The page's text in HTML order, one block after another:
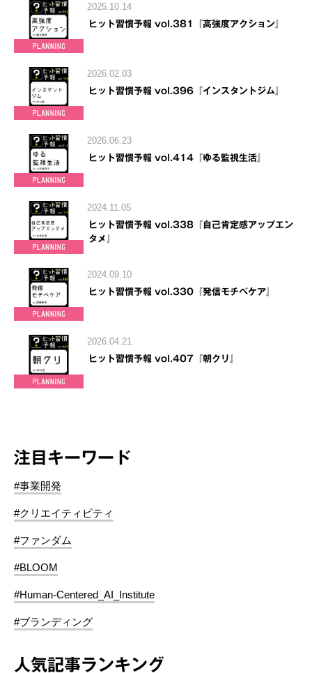
2025.10.14
ヒット習慣予報 vol.381『高強度アクション』
2026.02.03
ヒット習慣予報 vol.396『インスタントジム』
2026.06.23
ヒット習慣予報 vol.414『ゆる監視生活』
2024.11.05
ヒット習慣予報 vol.338『自己肯定感アップエン
タメ』
2024.09.10
ヒット習慣予報 vol.330『発信モチベケア』
2026.04.21
ヒット習慣予報 vol.407『朝クリ』
注目キーワード
#事業開発
#クリエイティビティ
#ファンダム
#BLOOM
#Human-Centered_AI_Institute
#ブランディング
人気記事ランキング